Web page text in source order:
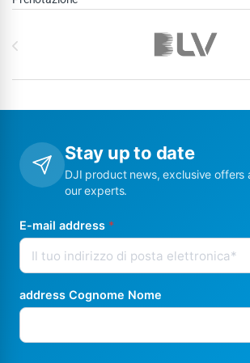
Stay up to date
DJI product news, exclusive offers
our experts.
E-mail address *
address Cognome Nome